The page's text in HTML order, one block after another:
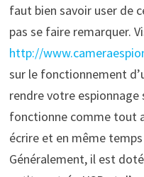
faut bien savoir user de
pas se faire remarquer.
http://
sur le fonctionnement
rendre votre
fonctionne comme tout
écrire et en même
Généralement, il est